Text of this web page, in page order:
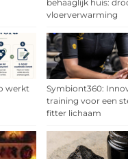
behaaglijk huis:
vloerverwarming
werkt
Symbiont360:
training voor een
fitter lichaam